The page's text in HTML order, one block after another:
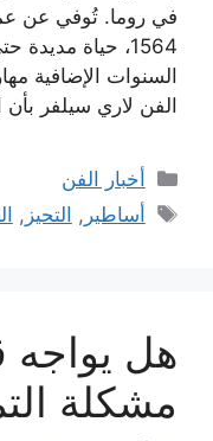
في روما. تُوفي عن
1564، حياة
السنوات الإضافية
الفن لاري سيلفر بأن
التصنيفات
أخبار الفن
الوسوم
أساطير , التحيز ,
هل يواجه
مشكلة